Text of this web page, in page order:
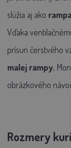
slúžia aj ako
Vďaka
prísun čerstvého
malej rampy.
obrázkového
Rozmery